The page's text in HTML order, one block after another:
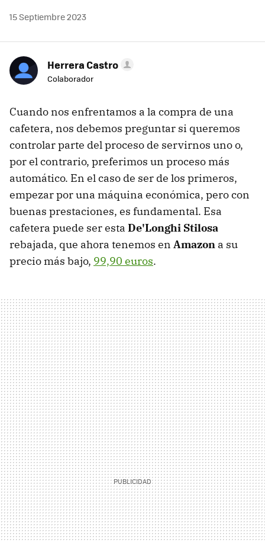
15 Septiembre 2023
Herrera Castro
Colaborador
Cuando nos enfrentamos a la compra de una
cafetera, nos debemos preguntar si queremos
controlar parte del proceso de servirnos uno o,
por el contrario, preferimos un proceso más
automático. En el caso de ser de los primeros,
empezar por una máquina económica, pero con
buenas prestaciones, es fundamental. Esa
cafetera puede ser esta De'Longhi Stilosa
rebajada, que ahora tenemos en Amazon a su
precio más bajo, 99,90 euros.